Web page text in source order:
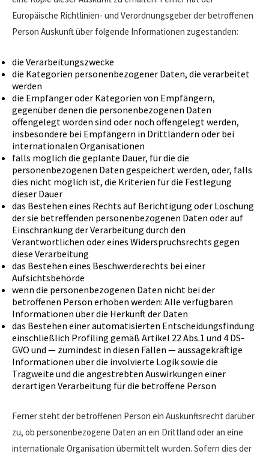
Europäische Richtlinien- und Verordnungsgeber der betroffenen
Person Auskunft über folgende Informationen zugestanden:
die Verarbeitungszwecke
die Kategorien personenbezogener Daten, die verarbeitet
werden
die Empfänger oder Kategorien von Empfängern,
gegenüber denen die personenbezogenen Daten
offengelegt worden sind oder noch offengelegt werden,
insbesondere bei Empfängern in Drittländern oder bei
internationalen Organisationen
falls möglich die geplante Dauer, für die die
personenbezogenen Daten gespeichert werden, oder, falls
dies nicht möglich ist, die Kriterien für die Festlegung
dieser Dauer
das Bestehen eines Rechts auf Berichtigung oder Löschung
der sie betreffenden personenbezogenen Daten oder auf
Einschränkung der Verarbeitung durch den
Verantwortlichen oder eines Widerspruchsrechts gegen
diese Verarbeitung
das Bestehen eines Beschwerderechts bei einer
Aufsichtsbehörde
wenn die personenbezogenen Daten nicht bei der
betroffenen Person erhoben werden: Alle verfügbaren
Informationen über die Herkunft der Daten
das Bestehen einer automatisierten Entscheidungsfindung
einschließlich Profiling gemäß Artikel 22 Abs.1 und 4 DS-
GVO und — zumindest in diesen Fällen — aussagekräftige
Informationen über die involvierte Logik sowie die
Tragweite und die angestrebten Auswirkungen einer
derartigen Verarbeitung für die betroffene Person
Ferner steht der betroffenen Person ein Auskunftsrecht darüber
zu, ob personenbezogene Daten an ein Drittland oder an eine
internationale Organisation übermittelt wurden. Sofern dies der